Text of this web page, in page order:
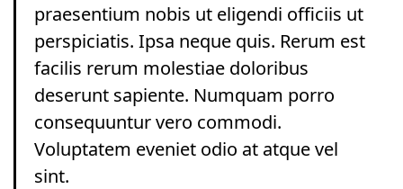
praesentium nobis ut eligendi officiis ut
perspiciatis. Ipsa neque quis. Rerum est
facilis rerum molestiae doloribus
deserunt sapiente. Numquam porro
consequuntur vero commodi.
Voluptatem eveniet odio at atque vel
sint.